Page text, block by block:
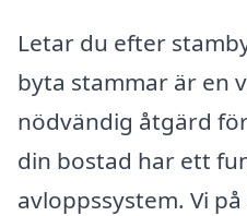
Letar du efter
byta stammar är en
nödvändig åtgärd
din bostad har ett
avloppssystem. Vi